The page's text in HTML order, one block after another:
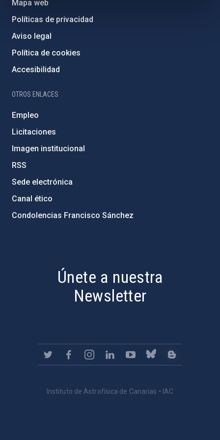
Mapa web
Políticas de privacidad
Aviso legal
Política de cookies
Accesibilidad
OTROS ENLACES
Empleo
Licitaciones
Imagen institucional
RSS
Sede electrónica
Canal ético
Condolencias Francisco Sánchez
Únete a nuestra
Newsletter
Instituto de Astrofísica de Canarias • IAC